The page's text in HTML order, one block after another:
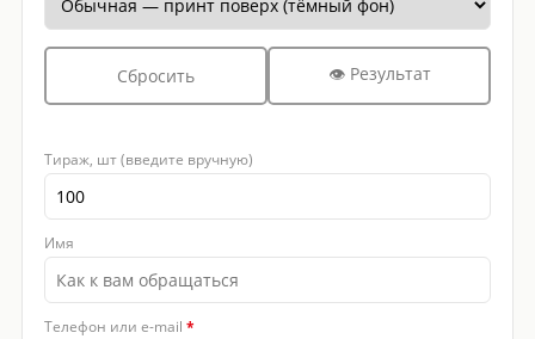
Сбросить 👁 Результат
Тираж, шт (введите вручную)
Имя
Телефон или e-mail *